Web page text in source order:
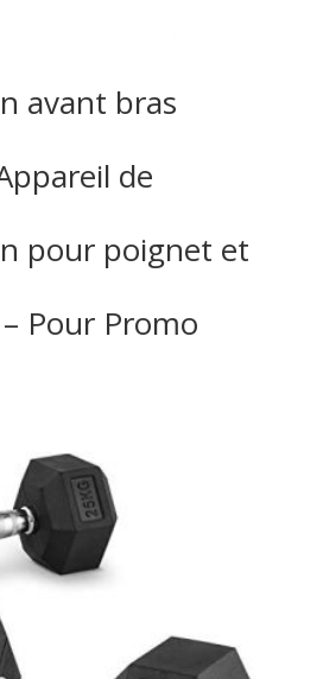
avant bras
de
pour poignet et
Pour Promo